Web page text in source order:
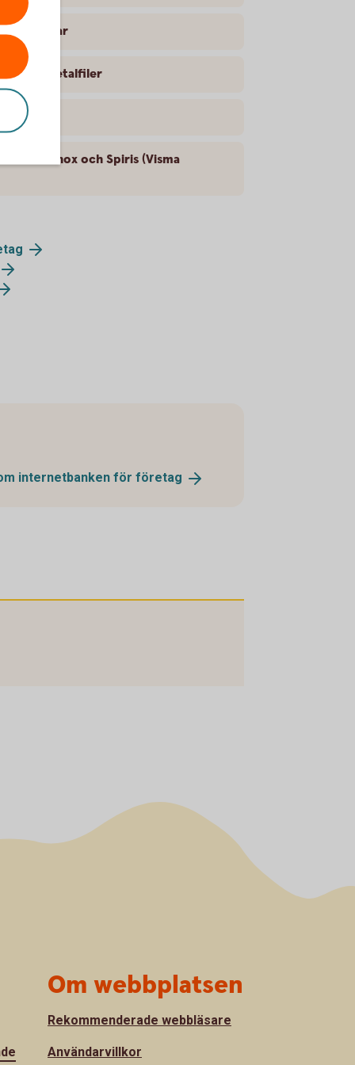
betalfiler
till Fortnox och Spiris (Visma
internetbanken för företag
Om webbplatsen
Rekommenderade webbläsare
Användarvillkor